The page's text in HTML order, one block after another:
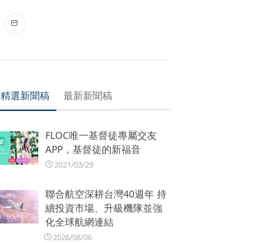
精選新聞稿 最新新聞稿
FLOC唯一基督徒專屬交友
APP，基督徒的新福音
2021/03/29
聯合航空深耕台灣40週年 持
續投資市場、升級機隊並強
化全球航網連結
2026/08/06